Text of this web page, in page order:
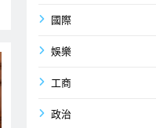
國際
娛樂
工商
政治